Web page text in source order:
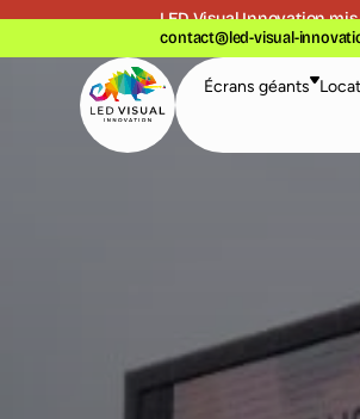
LED Visual Innovation mis
contact@led-visual-
Écrans géants